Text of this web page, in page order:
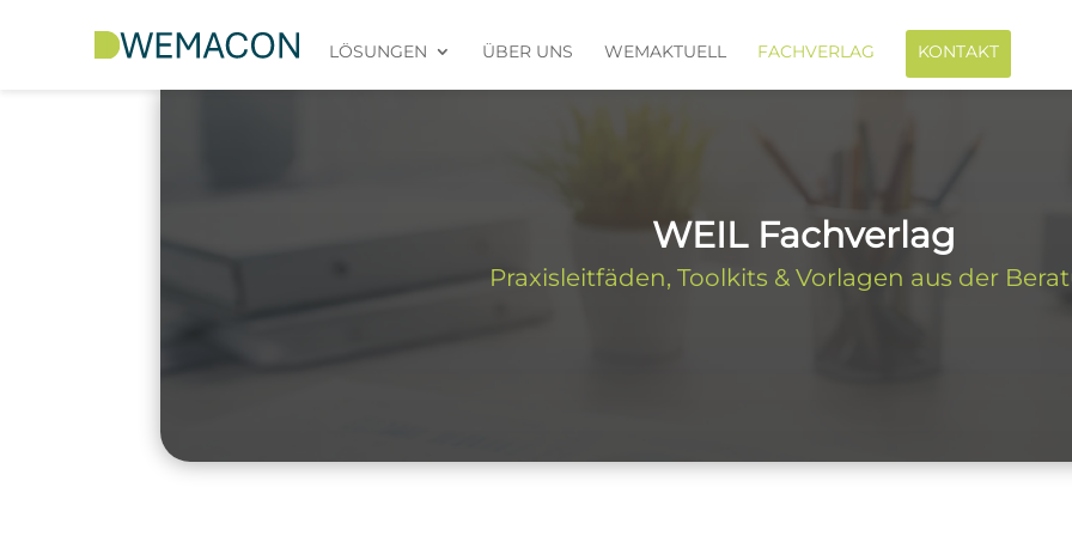
LÖSUNGEN ÜBER UNS WEMAKTUELL FACHVERLAG KONTAKT
WEIL Fachverlag
Praxisleitfäden, Toolkits & Vorlagen aus der